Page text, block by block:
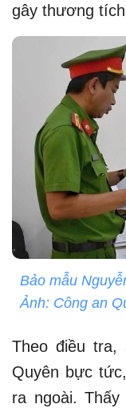
gây thương
Bảo mẫu
Ảnh: Công an
Theo điều tra,
Quyên bực
ra ngoài.